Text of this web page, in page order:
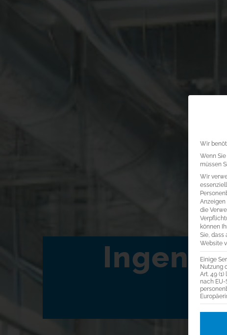
Wir
Wenn
müssen
Wir
Anzeigen
die
können
Sie, dass
Website
Einige
Nutzung
Art. 49
nach